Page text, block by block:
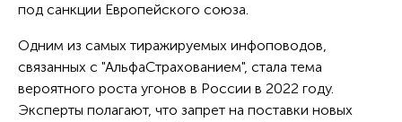
под санкции Европейского союза.
Одним из самых тиражируемых инфоповодов,
связанных с "АльфаСтрахованием", стала тема
вероятного роста угонов в России в 2022 году.
Эксперты полагают, что запрет на поставки новых